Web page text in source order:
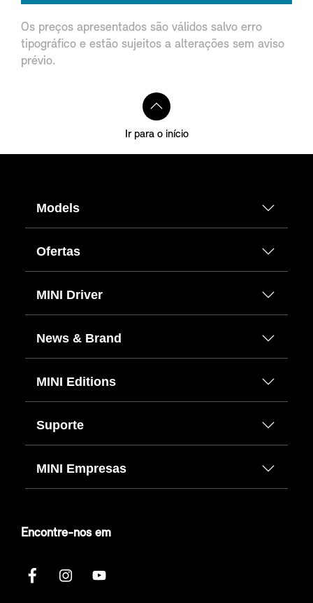
Os preços apresentados são válidos salvo erro
tipográfico e estão sujeitos a alterações sem aviso
prévio.
Ir para o início
Models
Ofertas
MINI Driver
News & Brand
MINI Editions
Suporte
MINI Empresas
Encontre-nos em